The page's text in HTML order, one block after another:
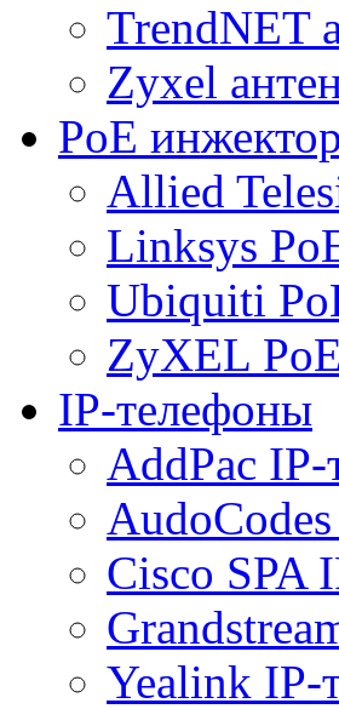
TrendNET
Zyxel
PoE
Allied
Linksys
Ubiquiti
ZyXEL PoE
IP-телефоны
AddPac
Cisco SPA
Yealink IP-